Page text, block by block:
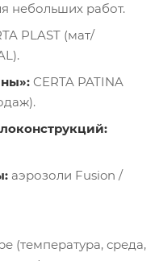
небольших работ.
PLAST (мат/
CERTA PATINA
аэрозоли Fusion /
(температура, среда,